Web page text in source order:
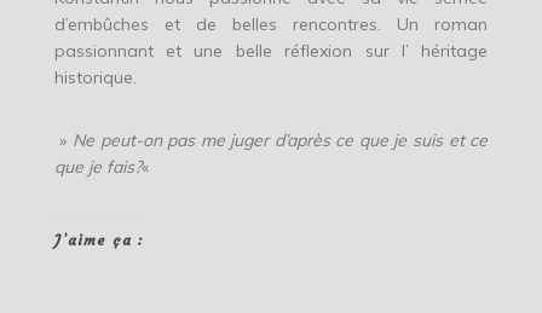
d’embûches et de belles rencontres. Un roman
passionnant et une belle réflexion sur l’ héritage
historique.
» Ne peut-on pas me juger d’après ce que je suis et ce
que je fais?«
J’aime ça :